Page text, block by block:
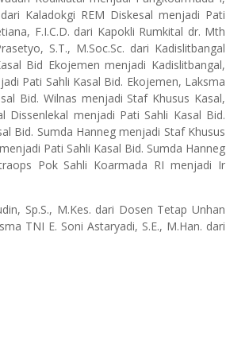
Kaladokgi REM Diskesal menjadi Pati
F.I.C.D. dari Kapokli Rumkital dr. Mth
S.T., M.Soc.Sc. dari Kadislitbangal
Bid Ekojemen menjadi Kadislitbangal,
Pati Sahli Kasal Bid. Ekojemen, Laksma
Bid. Wilnas menjadi Staf Khusus Kasal,
Dissenlekal menjadi Pati Sahli Kasal Bid.
Bid. Sumda Hanneg menjadi Staf Khusus
Pati Sahli Kasal Bid. Sumda Hanneg
Pok Sahli Koarmada RI menjadi Ir
Sp.S., M.Kes. dari Dosen Tetap Unhan
TNI E. Soni Astaryadi, S.E., M.Han. dari